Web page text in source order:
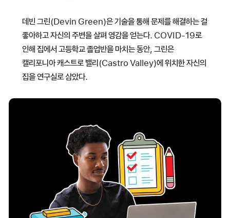
데빈 그린(Devin Green)은 기술을 통해 문제를 해결하는 걸
좋아하고 자신의 주변을 살펴 영감을 얻는다. COVID-19로
인해 집에서 고등학교 졸업반을 마치는 동안, 그린은
캘리포니아 캐스트로 밸리(Castro Valley)에 위치한 자신의
집을 연구실로 삼았다.